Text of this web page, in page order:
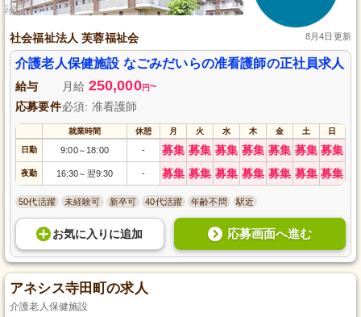
社会福祉法人 芙蓉福祉会 8月4日更新
介護老人保健施設 なごみだいらの准看護師の正社員求人
給与 月給 250,000円~
応募要件必須: 准看護師
就業時間 休憩 月 火 水 木 金 土 日
日勤 9:00～ 18:00 - 募集 募集 募集 募集 募集 募集 募集
夜勤 16:30～ 翌9:30 - 募集 募集 募集 募集 募集 募集 募集
50代活躍 未経験可 新卒可 40代活躍 年齢不問 駅近
お気に入り に追加 応募画面へ進む
アネシス寺田町の求人
介護老人保健施設